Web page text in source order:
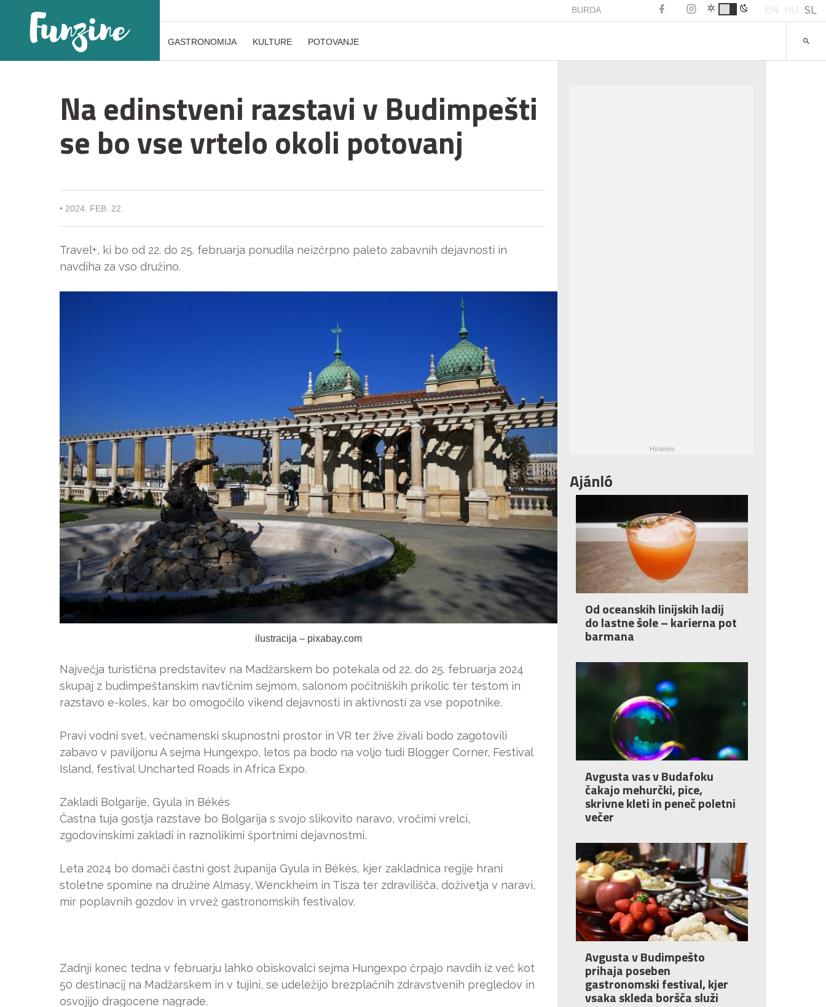
BURDA EN HU SL
GASTRONOMIJA KULTURE POTOVANJE
Na edinstveni razstavi v Budimpešti
se bo vse vrtelo okoli potovanj
• 2024. FEB. 22.
Travel+, ki bo od 22. do 25. februarja ponudila neizčrpno paleto zabavnih dejavnosti in
navdiha za vso družino.
ilustracija – pixabay.com
Največja turistična predstavitev na Madžarskem bo potekala od 22. do 25. februarja 2024
skupaj z budimpeštanskim navtičnim sejmom, salonom počitniških prikolic ter testom in
razstavo e-koles, kar bo omogočilo vikend dejavnosti in aktivnosti za vse popotnike.
Pravi vodni svet, večnamenski skupnostni prostor in VR ter žive živali bodo zagotovili
zabavo v paviljonu A sejma Hungexpo, letos pa bodo na voljo tudi Blogger Corner, Festival
Island, festival Uncharted Roads in Africa Expo.
Zakladi Bolgarije, Gyula in Békés
Častna tuja gostja razstave bo Bolgarija s svojo slikovito naravo, vročimi vrelci,
zgodovinskimi zakladi in raznolikimi športnimi dejavnostmi.
Leta 2024 bo domači častni gost županija Gyula in Békés, kjer zakladnica regije hrani
stoletne spomine na družine Almasy, Wenckheim in Tisza ter zdravilišča, doživetja v naravi,
mir poplavnih gozdov in vrvež gastronomskih festivalov.
Zadnji konec tedna v februarju lahko obiskovalci sejma Hungexpo črpajo navdih iz več kot
50 destinacij na Madžarskem in v tujini, se udeležijo brezplačnih zdravstvenih pregledov in
osvojijo dragocene nagrade.
Ajánló
Od oceanskih linijskih ladij
do lastne šole – karierna pot
barmana
Avgusta vas v Budafoku
čakajo mehurčki, pice,
skrivne kleti in peneč poletni
večer
Avgusta v Budimpešto
prihaja poseben
gastronomski festival, kjer
vsaka skleda boršča služi